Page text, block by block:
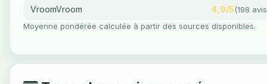
VroomVroom 4,9/5(198
Moyenne pondérée calculée à partir des sources disponibles.